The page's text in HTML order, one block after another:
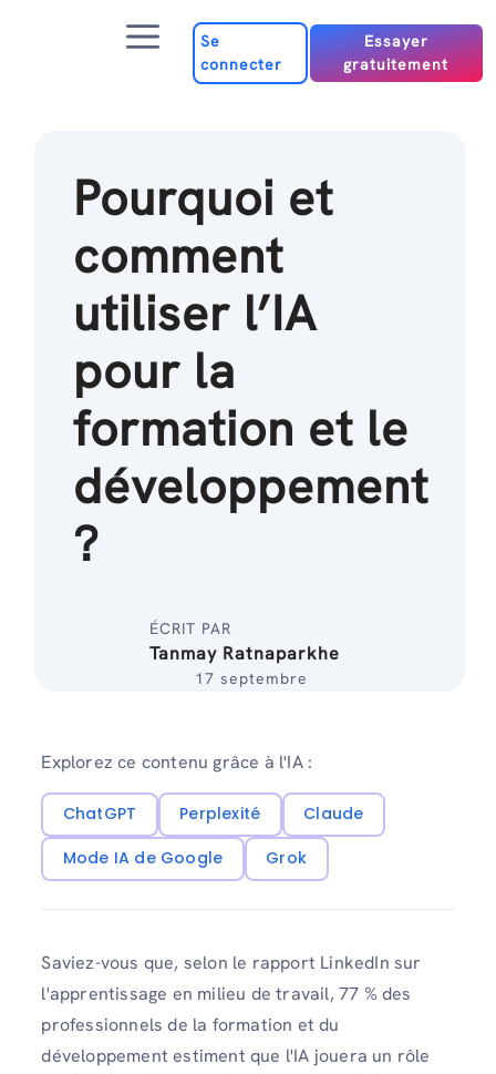
Menu
Se
connecter
Essayer
gratuitement
Pourquoi et
comment
utiliser l’IA
pour la
formation et le
développement
?
ÉCRIT PAR
Tanmay Ratnaparkhe
17 septembre
Explorez ce contenu grâce à l'IA :
ChatGPT Perplexité
Claude
Mode IA de Google
Grok
Saviez-vous que, selon le rapport LinkedIn sur
l'apprentissage en milieu de travail, 77 % des
professionnels de la formation et du
développement estiment que l'IA jouera un rôle